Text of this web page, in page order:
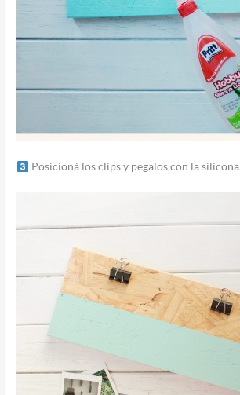
Posicioná los clips y pegalos con la silicona.